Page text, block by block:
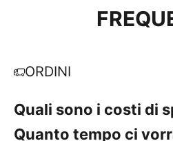
ORDINI
Quali sono i costi di
Quanto tempo ci